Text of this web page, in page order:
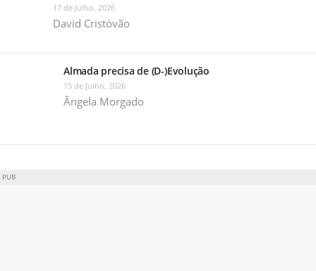
17 de Julho, 2026
David Cristóvão
Almada precisa de (D-)Evolução
15 de Julho, 2026
Ângela Morgado
PUB